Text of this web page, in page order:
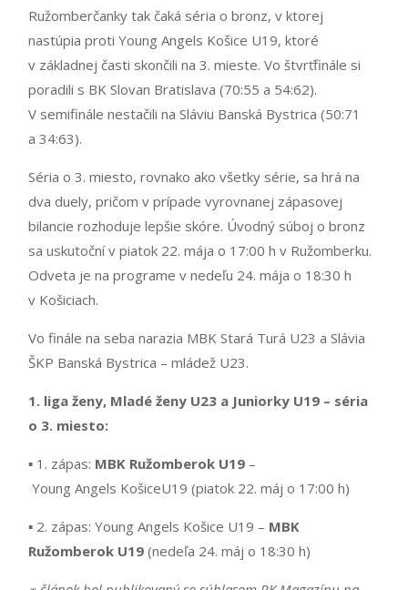
Ružomberčanky tak čaká séria o bronz, v ktorej
nastúpia proti Young Angels Košice U19, ktoré
v základnej časti skončili na 3. mieste. Vo štvrťfinále si
poradili s BK Slovan Bratislava (70:55 a 54:62).
V semifinále nestačili na Sláviu Banská Bystrica (50:71
a 34:63).
Séria o 3. miesto, rovnako ako všetky série, sa hrá na
dva duely, pričom v prípade vyrovnanej zápasovej
bilancie rozhoduje lepšie skóre. Úvodný súboj o bronz
sa uskutoční v piatok 22. mája o 17:00 h v Ružomberku.
Odveta je na programe v nedeľu 24. mája o 18:30 h
v Košiciach.
Vo finále na seba narazia MBK Stará Turá U23 a Slávia
ŠKP Banská Bystrica – mládež U23.
1. liga ženy, Mladé ženy U23 a Juniorky U19 – séria
o 3. miesto:
▪ 1. zápas: MBK Ružomberok U19 –
Young Angels KošiceU19 (piatok 22. máj o 17:00 h)
▪ 2. zápas: Young Angels Košice U19 – MBK
Ružomberok U19 (nedeľa 24. máj o 18:30 h)